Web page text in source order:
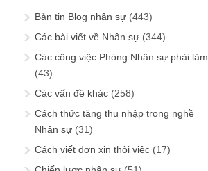
Bản tin Blog nhân sự (443)
Các bài viết về Nhân sự (344)
Các công việc Phòng Nhân sự phải làm
(43)
Các vấn đề khác (258)
Cách thức tăng thu nhập trong nghề
Nhân sự (31)
Cách viết đơn xin thôi việc (17)